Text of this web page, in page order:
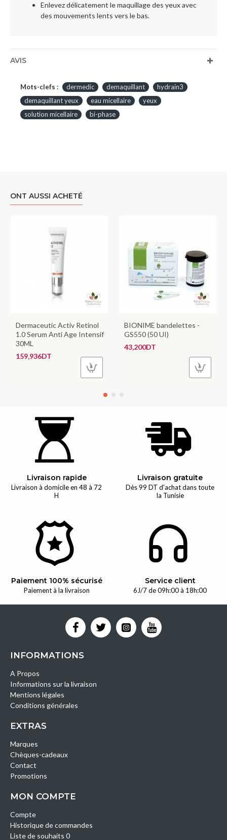
Enlevez délicatement le maquillage des yeux avec
des mouvements lents vers le bas.
AVIS
Mots-clefs : dermedic demaquillant
hydrain3
demaquillant yeux
eau micellaire
yeux
solution micellaire
bi-phase
ONT AUSSI ACHETÉ
Dermaceutic Activ Retinol
1.0 Serum Anti Age Intensif
30ML
159,936DT
BIONIME bandelettes -
GS550 (50 UI)
43,200DT
Livraison rapide
Livraison à domicile en 48 à 72
H
Livraison gratuite
Dès 99 DT d'achat dans toute
la Tunisie
Paiement 100% sécurisé
Paiement à la livraison
Service client
6J/7 de 09h:00 à 18h:00
INFORMATIONS
A Propos
Informations sur la livraison
Mentions légales
Conditions générales
EXTRAS
Marques
Chèques-cadeaux
Contact
Promotions
MON COMPTE
Compte
Historique de commandes
Liste de souhaits 0